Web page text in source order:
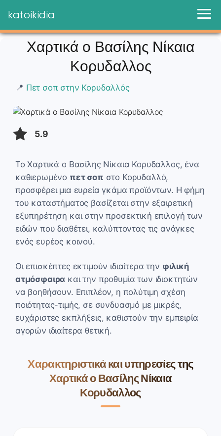
katoikidia
Χαρτικά ο Βασίλης Νίκαια
Κορυδαλλος
📍 Πετ σοπ στην Κορυδαλλός
5.9
Το Χαρτικά ο Βασίλης Νίκαια Κορυδαλλος, ένα
καθιερωμένο πετ σοπ στο Κορυδαλλό,
προσφέρει μια ευρεία γκάμα προϊόντων. Η φήμη
του καταστήματος βασίζεται στην εξαιρετική
εξυπηρέτηση και στην προσεκτική επιλογή των
ειδών που διαθέτει, καλύπτοντας τις ανάγκες
ενός ευρέος κοινού.
Οι επισκέπτες εκτιμούν ιδιαίτερα την φιλική
ατμόσφαιρα και την προθυμία των ιδιοκτητών
να βοηθήσουν. Επιπλέον, η πολύτιμη σχέση
ποιότητας-τιμής, σε συνδυασμό με μικρές,
ευχάριστες εκπλήξεις, καθιστούν την εμπειρία
αγορών ιδιαίτερα θετική.
Χαρακτηριστικά και υπηρεσίες της
Χαρτικά ο Βασίλης Νίκαια
Κορυδαλλος